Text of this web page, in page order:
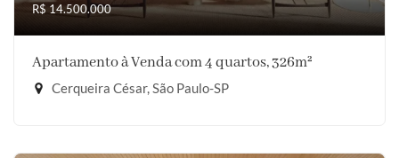
R$ 14.500.000
Apartamento à Venda com 4 quartos, 326m²
Cerqueira César, São Paulo-SP